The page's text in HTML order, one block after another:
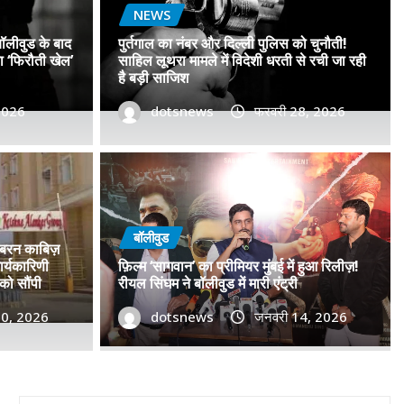
नंबरों का जाल, बॉलीवुड के बाद
पर! मुंबई जैसा ‘फिरौती खेल’
0
के बाद
खेल’
NEWS
पुर्तगाल का नंबर और दिल्ली पुलिस को चुनौती!
साहिल लूथरा मामले में विदेशी धरती से रची जा रही
है बड़ी साजिश
dotsnews फरवरी 28, 2026
काबिज़
सौंपी
2026
बॉलीवुड
फ़िल्म ‘सागवान’ का प्रीमियर मुंबई में हुआ रिलीज़!
रीयल सिंघम ने बॉलीवुड में मारी एंट्री
dotsnews जनवरी 14, 2026